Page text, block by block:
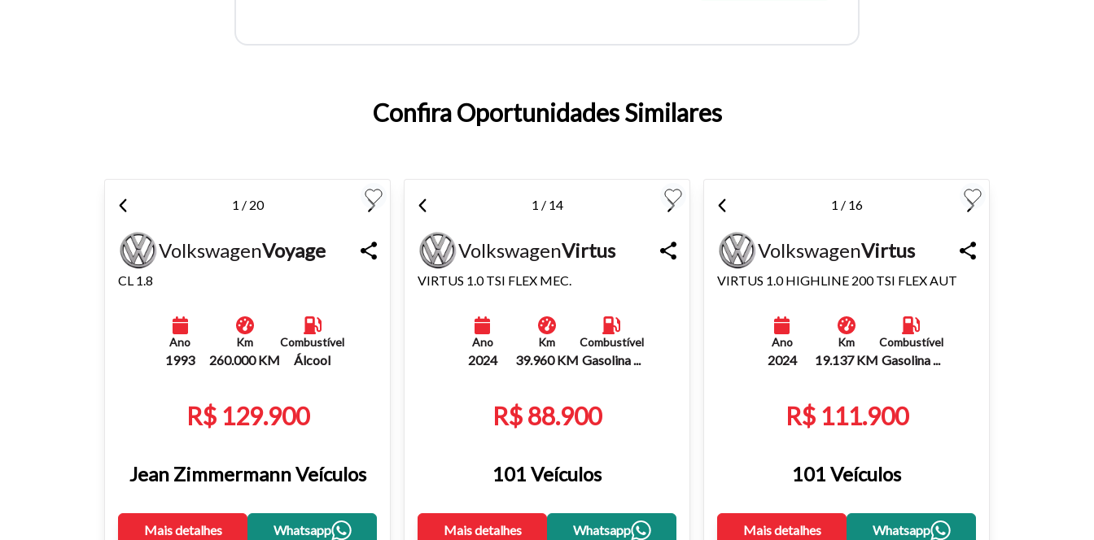
Confira Oportunidades Similares
1 / 20
VolkswagenVoyage
CL 1.8
Ano
1993
Km
260.000 KM
Combustível
Álcool
R$ 129.900
Jean Zimmermann Veículos
Mais detalhes Whatsapp
1 / 14
VolkswagenVirtus
VIRTUS 1.0 TSI FLEX MEC.
Ano
2024
Km
39.960 KM
Combustível
Gasolina ...
R$ 88.900
101 Veículos
Mais detalhes Whatsapp
1 / 16
VolkswagenVirtus
VIRTUS 1.0 HIGHLINE 200 TSI FLEX AUT
Ano
2024
Km
19.137 KM
Combustível
Gasolina ...
R$ 111.900
101 Veículos
Mais detalhes Whatsapp